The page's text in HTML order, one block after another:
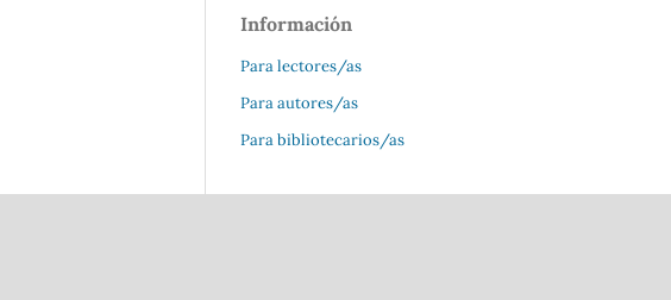
Información
Para lectores/as
Para autores/as
Para bibliotecarios/as